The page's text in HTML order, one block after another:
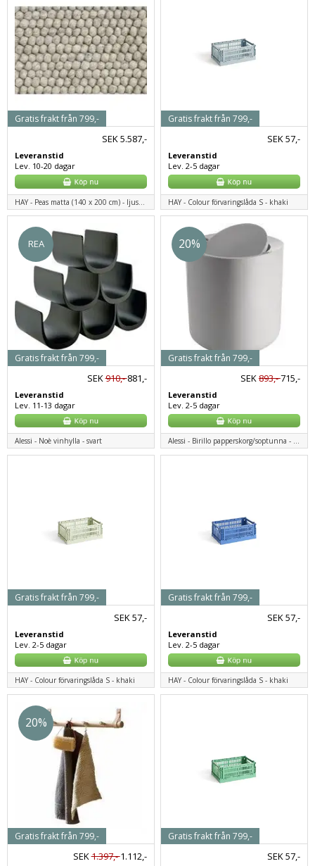
SEK5.587,-
Leveranstid
Lev. 10-20 dagar
Gratis frakt från 799,-
SEK57,-
Leveranstid
Lev. 2-5 dagar
Gratis frakt från 799,-
HAY - Colour förvaringslåda S - khaki
REA
SEK910,-881,-
Leveranstid
Lev. 11-13 dagar
Gratis frakt från 799,-
Alessi - Noè vinhylla - svart
20%
SEK893,-715,-
Leveranstid
Lev. 2-5 dagar
Gratis frakt från 799,-
Alessi - Birillo papperskorg/soptunna - vit
SEK57,-
Leveranstid
Lev. 2-5 dagar
Gratis frakt från 799,-
HAY - Colour förvaringslåda S - khaki
SEK57,-
Leveranstid
Lev. 2-5 dagar
Gratis frakt från 799,-
HAY - Colour förvaringslåda S - khaki
20%
SEK1.397,-1.112,-
Gratis frakt från 799,-
SEK57,-
Gratis frakt från 799,-